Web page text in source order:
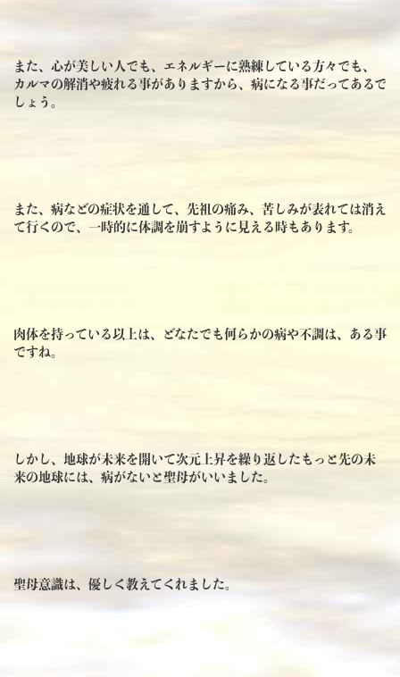
また、心が美しい人でも、エネルギーに熟練している方々でも、
カルマの解消や疲れる事がありますから、病になる事だってあるで
しょう。
また、病などの症状を通して、先祖の痛み、苦しみが表れては消え
て行くので、一時的に体調を崩すように見える時もあります。
肉体を持っている以上は、どなたでも何らかの病や不調は、ある事
ですね。
しかし、地球が未来を開いて次元上昇を繰り返したもっと先の未
来の地球には、病がないと聖母がいいました。
聖母意識は、優しく教えてくれました。